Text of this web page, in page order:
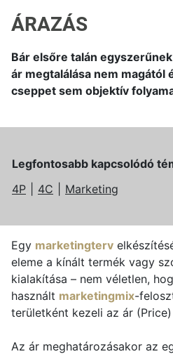
ÁRAZÁS
Bár elsőre talán
ár megtalálása nem magától
cseppet sem objektív
Legfontosabb kapcsolódó
4P
4C Marketing
Egy marketingterv
eleme a kínált termék vagy
kialakítása – nem véletlen,
használt marketingmix-
területként kezeli az ár
Az ár meghatározásakor az